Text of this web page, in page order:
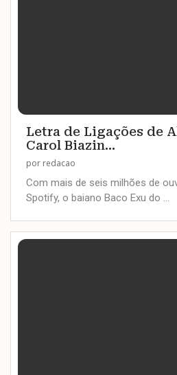
Letra de Ligações de
Carol Biazin...
por redacao
Com mais de seis milhões de
Spotify, o baiano Baco Exu do …